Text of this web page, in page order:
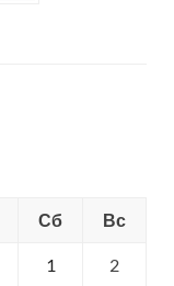
Сб Вс
1 2